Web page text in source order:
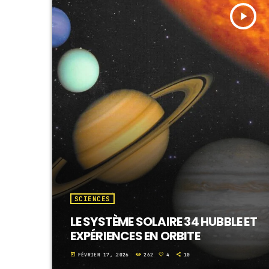
play_arrow
SCIENCES
LE SYSTÈME SOLAIRE 34 HUBBLE ET
EXPÉRIENCES EN ORBITE
today FÉVRIER 17, 2026 262 4 10